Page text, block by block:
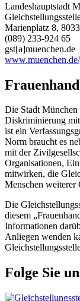
Landeshauptstadt
Marienplatz 8,
(089) 233-924 65
gst[a]muenchen.de
Die Stadt München
Diskriminierung
ist ein
Norm braucht es
mit der
Organisationen,
mitwirken, die
Menschen weiterer
Die
diesem
Informationen
Anliegen wenden
Folge Sie